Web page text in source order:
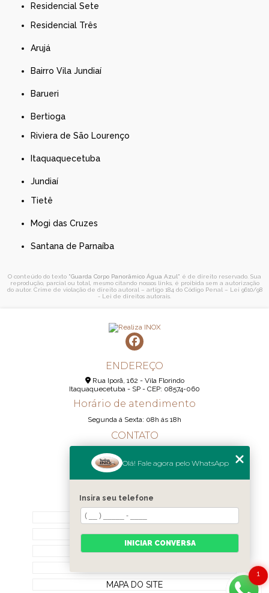
Residencial Sete
Residencial Três
Arujá
Bairro Vila Jundiaí
Barueri
Bertioga
Riviera de São Lourenço
Itaquaquecetuba
Jundiaí
Tietê
Mogi das Cruzes
Santana de Parnaíba
O conteúdo do texto "Guarda Corpo Panorâmico Água Azul" é de direito reservado. Sua
reprodução, parcial ou total, mesmo citando nossos links, é proibida sem a autorização
do autor. Crime de violação de direito autoral – artigo 184 do Código Penal – Lei 9610/98
- Lei de direitos autorais
ENDEREÇO
Rua Iporã, 162 - Vila Florindo
Itaquaquecetuba - SP - CEP: 08574-060
Horário de atendimento
Segunda á Sexta: 08h ás 18h
CONTATO
(11) 98189-1344
MENU
HOME
QUEM SOMOS
CONTATO
MAPA DO SITE
1
Olá! Fale agora pelo WhatsApp
Insira seu telefone
INICIAR CONVERSA